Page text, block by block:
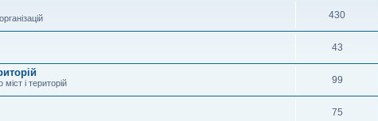
430
43
і територій 99
75